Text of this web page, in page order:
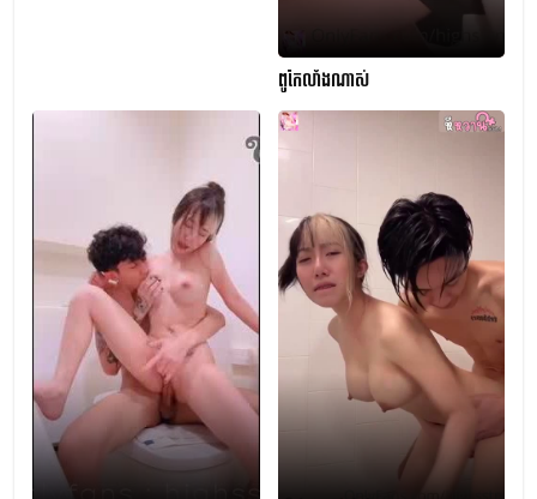
ពូកែលាំងណាស់